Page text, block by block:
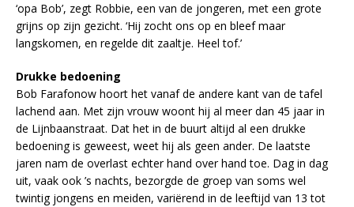
‘opa Bob’, zegt Robbie, een van de jongeren, met een grote
grijns op zijn gezicht. ‘Hij zocht ons op en bleef maar
langskomen, en regelde dit zaaltje. Heel tof.’
Drukke bedoening
Bob Farafonow hoort het vanaf de andere kant van de tafel
lachend aan. Met zijn vrouw woont hij al meer dan 45 jaar in
de Lijnbaanstraat. Dat het in de buurt altijd al een drukke
bedoening is geweest, weet hij als geen ander. De laatste
jaren nam de overlast echter hand over hand toe. Dag in dag
uit, vaak ook ’s nachts, bezorgde de groep van soms wel
twintig jongens en meiden, variërend in de leeftijd van 13 tot